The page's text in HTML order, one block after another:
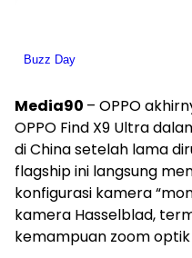
Media90 – OPPO
OPPO Find X9 Ultra
di China setelah lama
flagship ini langsung
konfigurasi kamera
kamera Hasselblad,
kemampuan zoom optik